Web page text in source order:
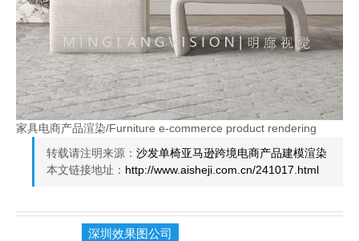
家具电商产品渲染/Furniture e-commerce product rendering
转载请注明来源： 沙发单椅亚马逊跨境电商产品建模渲染
本文链接地址： http://www.aisheji.com.cn/241017.html
深圳效果图公司